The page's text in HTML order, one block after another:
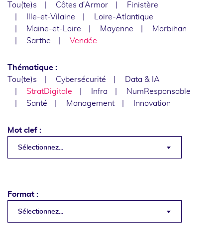
Tou(te)s
Côtes d'Armor
Finistère
Ille-et-Vilaine
Loire-Atlantique
Maine-et-Loire
Mayenne
Morbihan
Sarthe
Vendée
Thématique :
Tou(te)s
Cybersécurité
Data & IA
StratDigitale
Infra
NumResponsable
Santé
Management Innovation
Mot clef :
Sélectionnez...
Format :
Sélectionnez...